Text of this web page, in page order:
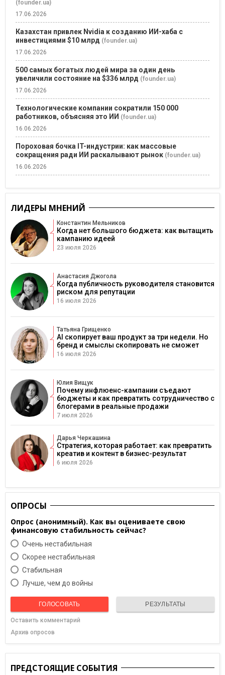
(founder.ua)
17.06.2026
Казахстан привлек Nvidia к созданию ИИ-хаба с
инвестициями $10 млрд (founder.ua)
17.06.2026
500 самых богатых людей мира за один день
увеличили состояние на $336 млрд (founder.ua)
17.06.2026
Технологические компании сократили 150 000
работников, объясняя это ИИ (founder.ua)
16.06.2026
Пороховая бочка IT-индустрии: как массовые
сокращения ради ИИ раскалывают рынок (founder.ua)
16.06.2026
ЛИДЕРЫ МНЕНИЙ
Константин Мельников
Когда нет большого бюджета: как вытащить
кампанию идеей
23 июля 2026
Анастасия Джогола
Когда публичность руководителя становится
риском для репутации
16 июля 2026
Татьяна Грищенко
AI скопирует ваш продукт за три недели. Но
бренд и смыслы скопировать не сможет
16 июля 2026
Юлия Вищук
Почему инфлюенс-кампании съедают
бюджеты и как превратить сотрудничество с
блогерами в реальные продажи
7 июля 2026
Дарья Черкашина
Стратегия, которая работает: как превратить
креатив и контент в бизнес-результат
6 июля 2026
ОПРОСЫ
Опрос (анонимный). Как вы оцениваете свою
финансовую стабильность сейчас?
Очень нестабильная
Скорее нестабильная
Cтабильная
Лучше, чем до войны
ГОЛОСОВАТЬ РЕЗУЛЬТАТЫ
Оставить комментарий
Архив опросов
ПРЕДСТОЯЩИЕ СОБЫТИЯ